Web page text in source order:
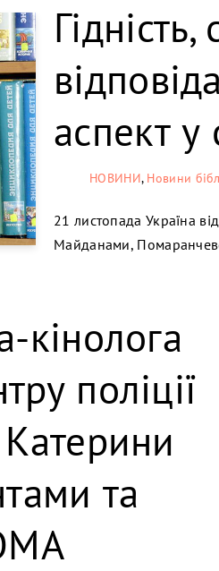
аспект у
НОВИНИ, Новини
21 листопада Україна
Майданами,
кінолога
поліції
Катерини
та